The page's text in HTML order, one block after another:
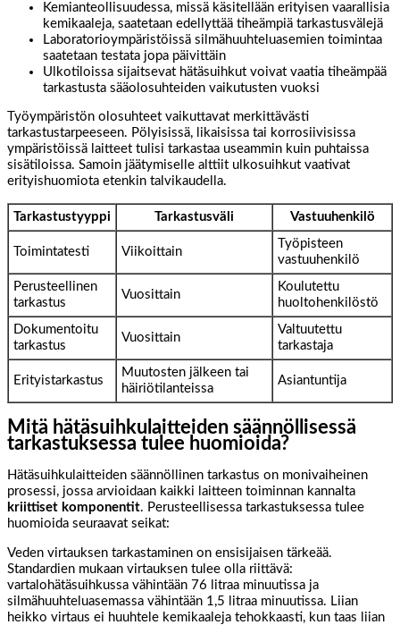
Kemianteollisuudessa, missä käsitellään erityisen vaarallisia
kemikaaleja, saatetaan edellyttää tiheämpiä tarkastusvälejä
Laboratorioympäristöissä silmähuuhteluasemien toimintaa
saatetaan testata jopa päivittäin
Ulkotiloissa sijaitsevat hätäsuihkut voivat vaatia tiheämpää
tarkastusta sääolosuhteiden vaikutusten vuoksi
Työympäristön olosuhteet vaikuttavat merkittävästi
tarkastustarpeeseen. Pölyisissä, likaisissa tai korrosiivisissa
ympäristöissä laitteet tulisi tarkastaa useammin kuin puhtaissa
sisätiloissa. Samoin jäätymiselle alttiit ulkosuihkut vaativat
erityishuomiota etenkin talvikaudella.
Tarkastustyyppi Tarkastusväli Vastuuhenkilö
Toimintatesti Viikoittain
Työpisteen
vastuuhenkilö
Perusteellinen
tarkastus
Vuosittain
Koulutettu
huoltohenkilöstö
Dokumentoitu
tarkastus
Vuosittain
Valtuutettu
tarkastaja
Erityistarkastus
Muutosten jälkeen tai
häiriötilanteissa
Asiantuntija
Mitä hätäsuihkulaitteiden säännöllisessä
tarkastuksessa tulee huomioida?
Hätäsuihkulaitteiden säännöllinen tarkastus on monivaiheinen
prosessi, jossa arvioidaan kaikki laitteen toiminnan kannalta
kriittiset komponentit. Perusteellisessa tarkastuksessa tulee
huomioida seuraavat seikat:
Veden virtauksen tarkastaminen on ensisijaisen tärkeää.
Standardien mukaan virtauksen tulee olla riittävä:
vartalohätäsuihkussa vähintään 76 litraa minuutissa ja
silmähuuhteluasemassa vähintään 1,5 litraa minuutissa. Liian
heikko virtaus ei huuhtele kemikaaleja tehokkaasti, kun taas liian